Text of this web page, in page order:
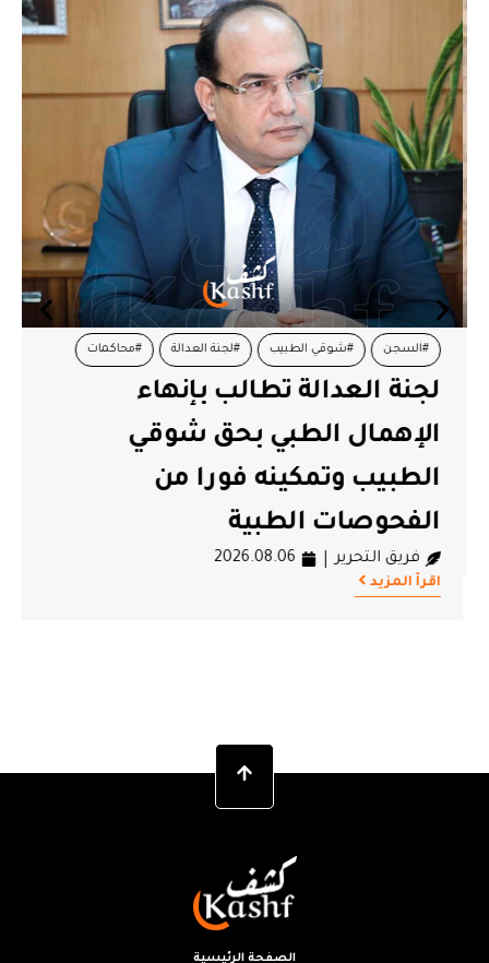
#السجن #شوقي الطبيب #لجنة العدالة #محاكمات
لجنة العدالة تطالب بإنهاء
الإهمال الطبي بحق شوقي
الطبيب وتمكينه فورا من
الفحوصات الطبية
فريق التحرير 2026.08.06
اقرأ المزيد
الصفحة الرئيسية